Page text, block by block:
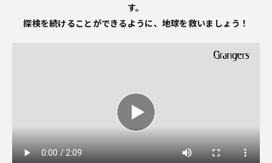
す。
探検を続けることができるように、地球を救いましょう！